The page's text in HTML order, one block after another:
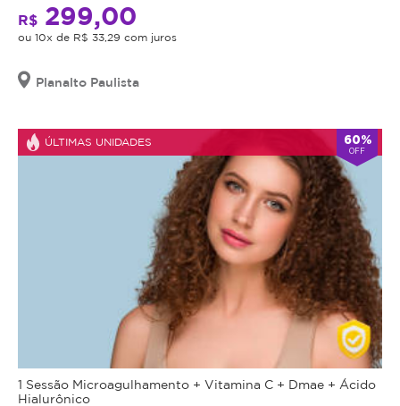
R$ 299,00
ou 10x de R$ 33,29 com juros
Planalto Paulista
ÚLTIMAS UNIDADES 60%
OFF
1 Sessão Microagulhamento + Vitamina C + Dmae + Ácido
Hialurônico